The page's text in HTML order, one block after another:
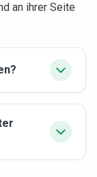
an ihrer Seite